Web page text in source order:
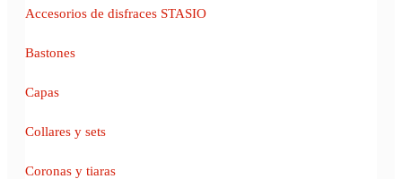
Accesorios de disfraces STASIO
Bastones
Capas
Collares y sets
Coronas y tiaras